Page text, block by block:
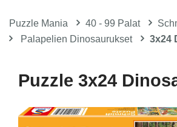
Puzzle Mania 40 - 99 Palat
Palapelien Dinosaurukset
3x24
Puzzle 3x24